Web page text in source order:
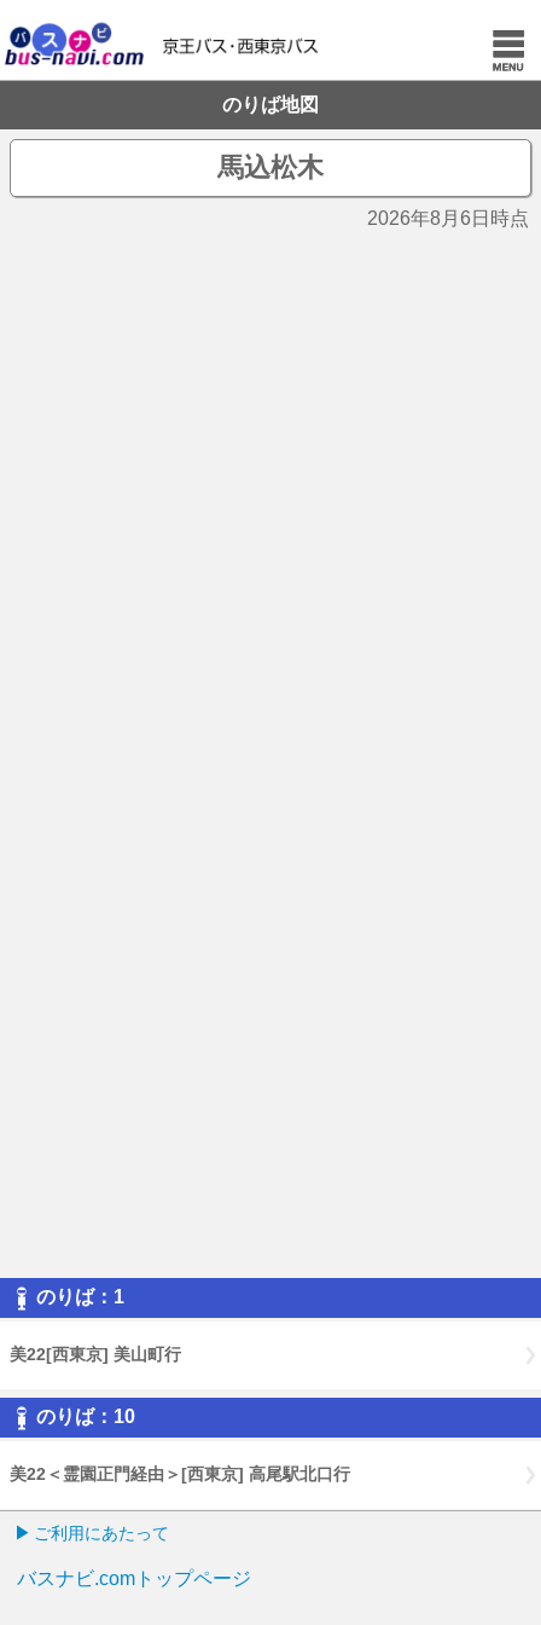
のりば地図
馬込松木
2026年8月6日時点
のりば：1
美22[西東京] 美山町行
のりば：10
美22＜霊園正門経由＞[西東京] 高尾駅北口行
ご利用にあたって
バスナビ.comトップページ